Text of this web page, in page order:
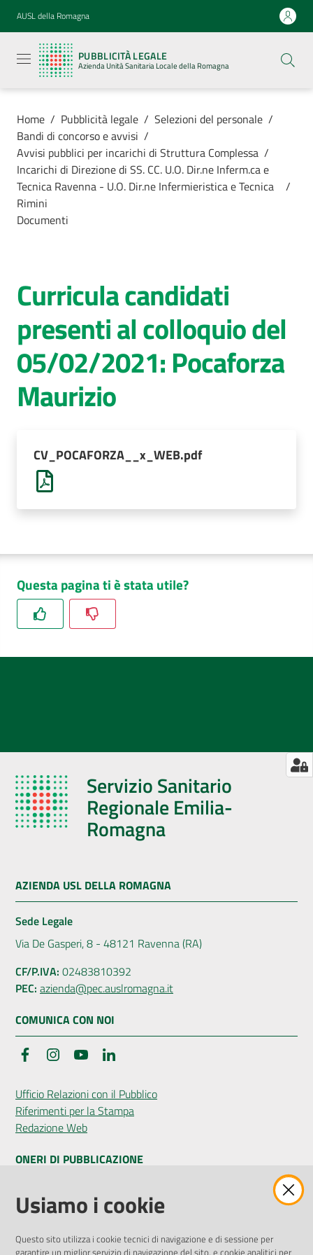
Vai al contenuto
Vai alla navigazione
Vai al footer
AUSL della Romagna
PUBBLICITÀ LEGALE
Azienda Unità Sanitaria Locale della Romagna
legale
Azienda
Unità
Locale della
Azienda
cura
AUSL
Comunica
Home / Pubblicità legale / Selezioni del personale /
Bandi di concorso e avvisi /
Avvisi pubblici per incarichi di Struttura Complessa /
Incarichi di Direzione di SS. CC. U.O. Dir.ne Inferm.ca e
Tecnica Ravenna - U.O. Dir.ne Infermieristica e Tecnica
Rimini
/
Documenti
Curricula candidati
presenti al colloquio del
05/02/2021: Pocaforza
Maurizio
CV_POCAFORZA__x_WEB.pdf
Questa pagina ti è stata utile?
Servizio Sanitario
Regionale Emilia-
Romagna
AZIENDA USL DELLA ROMAGNA
Sede Legale
Via De Gasperi, 8 - 48121 Ravenna (RA)
CF/P.IVA: 02483810392
PEC: azienda@pec.auslromagna.it
COMUNICA CON NOI
FacebookInstagramYouTube
Ufficio Relazioni con il Pubblico
Riferimenti per la Stampa
Redazione Web
ONERI DI PUBBLICAZIONE
Amministrazione Trasparente
Pubblicità legale
Privacy Policy
Usiamo i cookie
Questo sito utilizza i cookie tecnici di navigazione e di sessione per
garantire un miglior servizio di navigazione del sito, e cookie analitici per